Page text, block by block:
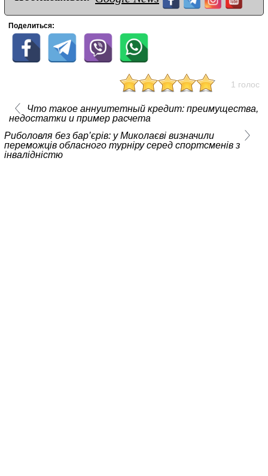
Поделиться:
1 голос
Что такое аннуитетный кредит: преимущества,
недостатки и пример расчета
Риболовля без бар’єрів: у Миколаєві визначили
переможців обласного турніру серед спортсменів з
інвалідністю